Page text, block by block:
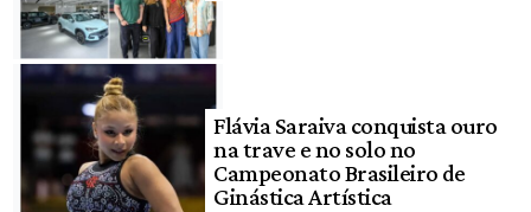
Flávia Saraiva conquista ouro
na trave e no solo no
Campeonato Brasileiro de
Ginástica Artística